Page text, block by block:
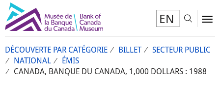
EN
DÉCOUVERTE PAR CATÉGORIE BILLET
SECTEUR PUBLIC
NATIONAL
ÉMIS
CANADA, BANQUE DU CANADA, 1,000 DOLLARS : 1988